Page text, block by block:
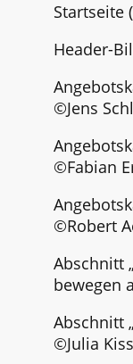
Startseite
Header-
©Jens
©Fabian
©Robert
Abschnitt
bewegen
Abschnitt
©Julia